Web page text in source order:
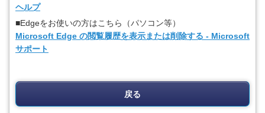
ヘルプ
■Edgeをお使いの方はこちら（パソコン等）
Microsoft Edge の閲覧履歴を表示または削除する - Microsoft
サポート
戻る